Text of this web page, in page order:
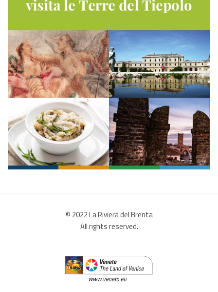
© 2022 La Riviera del Brenta
All rights reserved.